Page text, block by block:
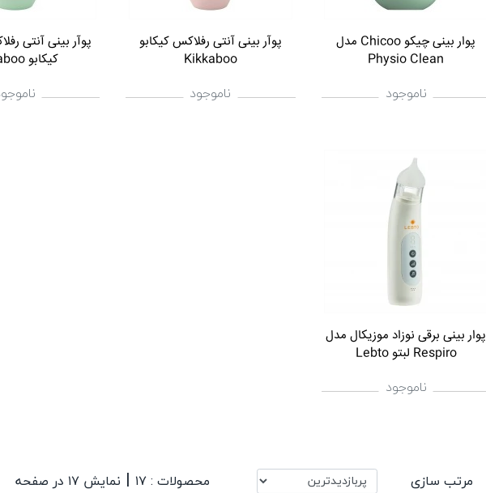
پوار بینی چیکو Chicoo مدل
Physio Clean
ناموجود
پوآر بینی آنتی رفلاکس کیکابو
Kikkaboo
ناموجود
پوآر بینی آنتی
کیکابو Kikkaboo
پوار بینی برقی نوزاد موزیکال مدل
Respiro لبتو Lebto
ناموجود
مرتب سازی محصولات : ۱۷ | نمایش ۱۷ در صفحه